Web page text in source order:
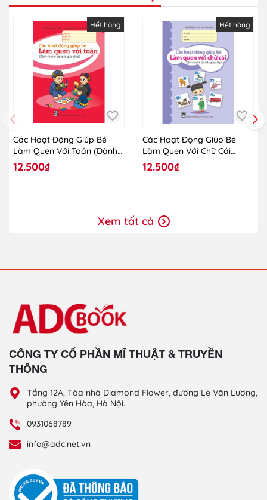
Hết hàng
Các Hoạt Động Giúp Bé
Làm Quen Với Toán (Dành
Cho Trẻ Lớp Mẫu Giáo
Ghép)
12.500₫
Hết hàng
Các Hoạt Động Giúp Bé
Làm Quen Với Chữ Cái
(Dành Cho Trẻ Lớp Mẫu
Giáo Ghép)
12.500₫
Xem tất cả
CÔNG TY CỔ PHẦN MĨ THUẬT & TRUYỀN
THÔNG
Tầng 12A, Tòa nhà Diamond Flower, đường Lê Văn Lương,
phường Yên Hòa, Hà Nội.
0931068789
info@adc.net.vn